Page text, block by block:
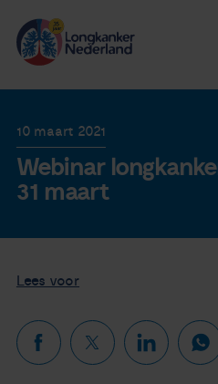
Longkanker
Leven met
Thymuskankers
Steun ons
10 maart 2021
Webinar
31 maart
Lees voor